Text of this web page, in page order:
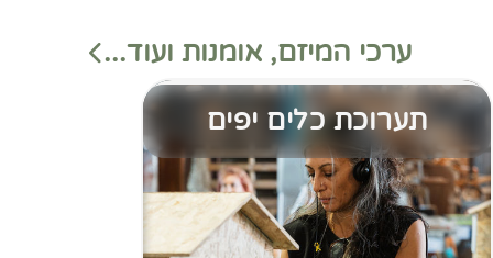
ערכי המיזם, אומנות ועוד...
תערוכת כלים יפים